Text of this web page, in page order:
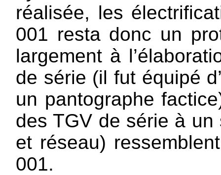
réalisée, les
001 resta donc un
largement à
de série (il fut équipé
un pantographe
des TGV de série à
et réseau)
001.